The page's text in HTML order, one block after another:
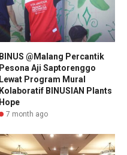
BINUS @Malang Percantik
Pesona Aji Saptorenggo
Lewat Program Mural
Kolaboratif BINUSIAN Plants
Hope
7 month ago